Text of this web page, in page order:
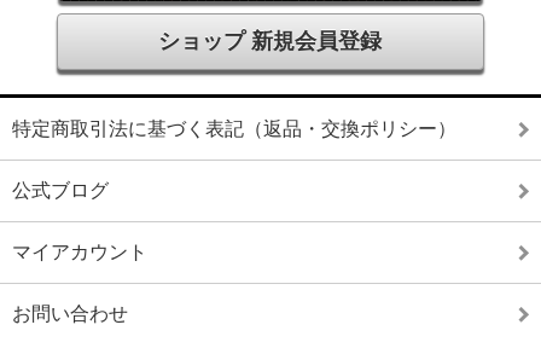
ショップ 新規会員登録
特定商取引法に基づく表記（返品・交換ポリシー）
公式ブログ
マイアカウント
お問い合わせ